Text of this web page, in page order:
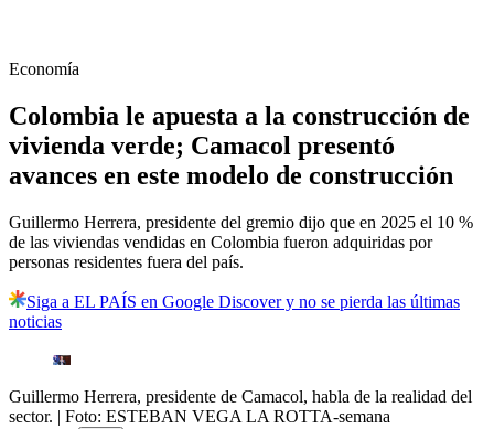
Economía
Colombia le apuesta a la construcción de
vivienda verde; Camacol presentó
avances en este modelo de construcción
Guillermo Herrera, presidente del gremio dijo que en 2025 el 10 %
de las viviendas vendidas en Colombia fueron adquiridas por
personas residentes fuera del país.
Siga a EL PAÍS en Google Discover y no se pierda las últimas
noticias
Guillermo Herrera, presidente de Camacol, habla de la realidad del
sector. | Foto: ESTEBAN VEGA LA ROTTA-semana